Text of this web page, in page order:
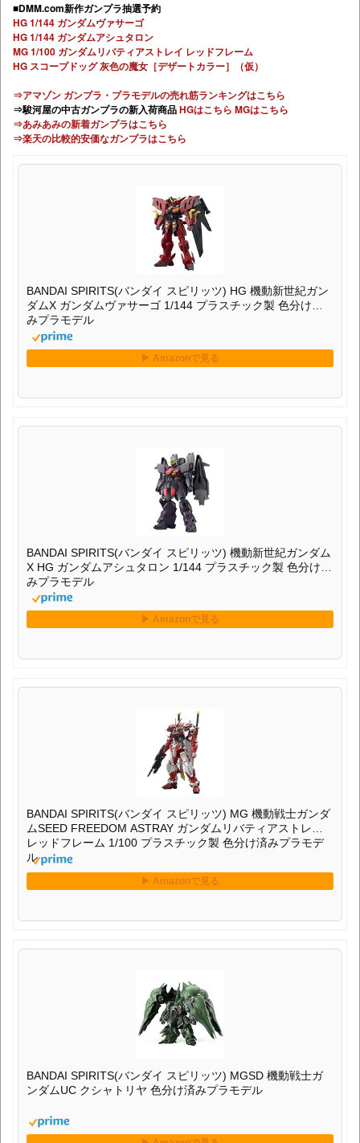
■DMM.com新作ガンプラ抽選予約
HG 1/144 ガンダムヴァサーゴ
HG 1/144 ガンダムアシュタロン
MG 1/100 ガンダムリバティアストレイ レッドフレーム
HG スコープドッグ 灰色の魔女［デザートカラー］（仮）
⇒アマゾン ガンプラ・プラモデルの売れ筋ランキングはこちら
⇒駿河屋の中古ガンプラの新入荷商品HGはこちら MGはこちら
⇒あみあみの新着ガンプラはこちら
⇒楽天の比較的安価なガンプラはこちら
BANDAI SPIRITS(バンダイ スピリッツ) HG 機動新世紀ガン
ダムX ガンダムヴァサーゴ 1/144 プラスチック製 色分け済
みプラモデル
BANDAI SPIRITS(バンダイ スピリッツ) 機動新世紀ガンダム
X HG ガンダムアシュタロン 1/144 プラスチック製 色分け済
みプラモデル
BANDAI SPIRITS(バンダイ スピリッツ) MG 機動戦士ガンダ
ムSEED FREEDOM ASTRAY ガンダムリバティアストレイ
レッドフレーム 1/100 プラスチック製 色分け済みプラモデ
ル
BANDAI SPIRITS(バンダイ スピリッツ) MGSD 機動戦士ガ
ンダムUC クシャトリヤ 色分け済みプラモデル